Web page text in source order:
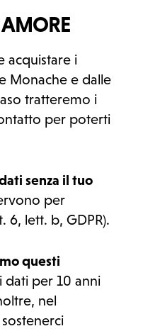
AMORE
acquistare i
Monache e dalle
tratteremo i
per poterti
senza il tuo
per
6, lett. b, GDPR).
questi
dati per 10 anni
nel